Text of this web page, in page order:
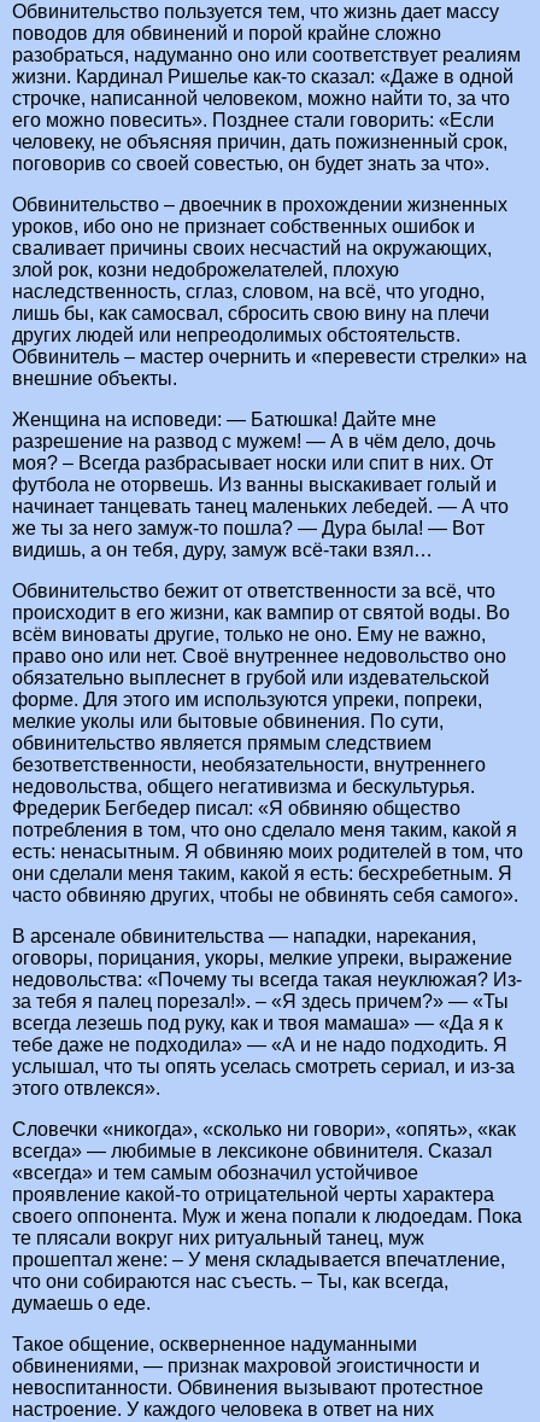
Обвинительство пользуется тем, что жизнь дает массу
поводов для обвинений и порой крайне сложно
разобраться, надуманно оно или соответствует реалиям
жизни. Кардинал Ришелье как-то сказал: «Даже в одной
строчке, написанной человеком, можно найти то, за что
его можно повесить». Позднее стали говорить: «Если
человеку, не объясняя причин, дать пожизненный срок,
поговорив со своей совестью, он будет знать за что».
Обвинительство – двоечник в прохождении жизненных
уроков, ибо оно не признает собственных ошибок и
сваливает причины своих несчастий на окружающих,
злой рок, козни недоброжелателей, плохую
наследственность, сглаз, словом, на всё, что угодно,
лишь бы, как самосвал, сбросить свою вину на плечи
других людей или непреодолимых обстоятельств.
Обвинитель – мастер очернить и «перевести стрелки» на
внешние объекты.
Женщина на исповеди: — Батюшка! Дайте мне
разрешение на развод с мужем! — А в чём дело, дочь
моя? – Всегда разбрасывает носки или спит в них. От
футбола не оторвешь. Из ванны выскакивает голый и
начинает танцевать танец маленьких лебедей. — А что
же ты за него замуж-то пошла? — Дура была! — Вот
видишь, а он тебя, дуру, замуж всё-таки взял…
Обвинительство бежит от ответственности за всё, что
происходит в его жизни, как вампир от святой воды. Во
всём виноваты другие, только не оно. Ему не важно,
право оно или нет. Своё внутреннее недовольство оно
обязательно выплеснет в грубой или издевательской
форме. Для этого им используются упреки, попреки,
мелкие уколы или бытовые обвинения. По сути,
обвинительство является прямым следствием
безответственности, необязательности, внутреннего
недовольства, общего негативизма и бескультурья.
Фредерик Бегбедер писал: «Я обвиняю общество
потребления в том, что оно сделало меня таким, какой я
есть: ненасытным. Я обвиняю моих родителей в том, что
они сделали меня таким, какой я есть: бесхребетным. Я
часто обвиняю других, чтобы не обвинять себя самого».
В арсенале обвинительства — нападки, нарекания,
оговоры, порицания, укоры, мелкие упреки, выражение
недовольства: «Почему ты всегда такая неуклюжая? Из-
за тебя я палец порезал!». – «Я здесь причем?» — «Ты
всегда лезешь под руку, как и твоя мамаша» — «Да я к
тебе даже не подходила» — «А и не надо подходить. Я
услышал, что ты опять уселась смотреть сериал, и из-за
этого отвлекся».
Словечки «никогда», «сколько ни говори», «опять», «как
всегда» — любимые в лексиконе обвинителя. Сказал
«всегда» и тем самым обозначил устойчивое
проявление какой-то отрицательной черты характера
своего оппонента. Муж и жена попали к людоедам. Пока
те плясали вокруг них ритуальный танец, муж
прошептал жене: – У меня складывается впечатление,
что они собираются нас съесть. – Ты, как всегда,
думаешь о еде.
Такое общение, оскверненное надуманными
обвинениями, — признак махровой эгоистичности и
невоспитанности. Обвинения вызывают протестное
настроение. У каждого человека в ответ на них